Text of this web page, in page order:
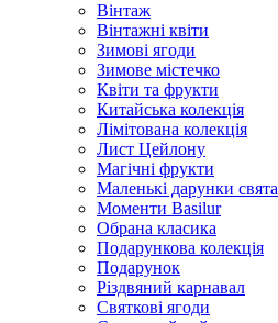
Вінтаж
Вінтажні квіти
Зимові ягоди
Зимове містечко
Квіти та фрукти
Китайська колекція
Лімітована колекція
Лист Цейлону
Магічні фрукти
Маленькі дарунки свята
Моменти Basilur
Обрана класика
Подарункова колекція
Подарунок
Різдвяний карнавал
Святкові ягоди